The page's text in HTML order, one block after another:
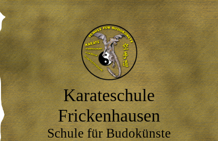
Karateschule
Frickenhausen
Schule für Budokünste